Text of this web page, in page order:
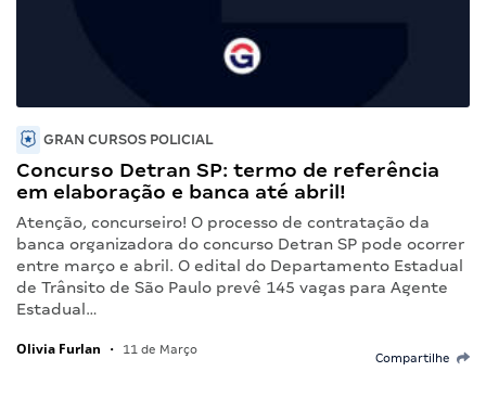
GRAN CURSOS POLICIAL
Concurso Detran SP: termo de referência
em elaboração e banca até abril!
Atenção, concurseiro! O processo de contratação da
banca organizadora do concurso Detran SP pode ocorrer
entre março e abril. O edital do Departamento Estadual
de Trânsito de São Paulo prevê 145 vagas para Agente
Estadual…
Olivia Furlan • 11 de Março
Compartilhe